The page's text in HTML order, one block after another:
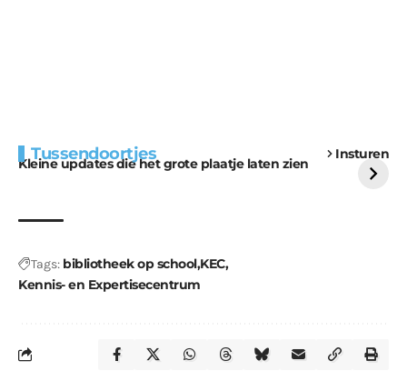
Tussendoortjes Insturen
Kleine updates die het grote plaatje laten zien
voor kabouters
uitdaging
Tags: bibliotheek op schoolKEC
Kennis- en Expertisecentrum